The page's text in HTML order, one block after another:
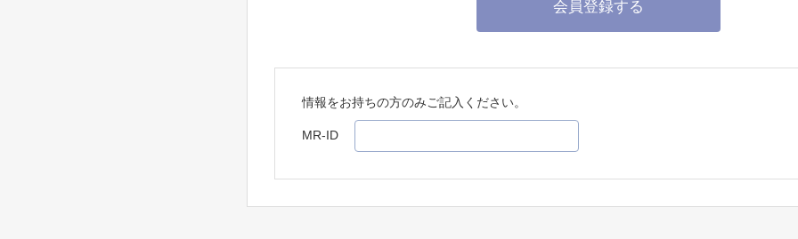
会員登録する
情報をお持ちの方のみご記入ください。
MR-ID